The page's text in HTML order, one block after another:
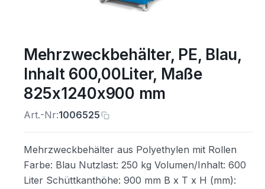
Mehrzweckbehälter, PE, Blau,
Inhalt 600,00Liter, Maße
825x1240x900 mm
Art.-Nr:1006525
Mehrzweckbehälter aus Polyethylen mit Rollen
Farbe: Blau Nutzlast: 250 kg Volumen/Inhalt: 600
Liter Schüttkanthöhe: 900 mm B x T x H (mm):